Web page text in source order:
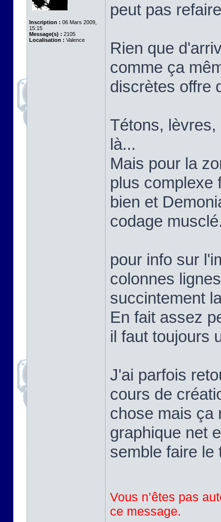
Inscription : 06 Mars 2009,
15:15
Message(s) : 2105
Localisation : Valence
peut pas
Rien que
comme ça
discrètes offre
Tétons,
là...
Mais pour la
plus complexe
bien et
codage
pour info sur
colonnes
succintement
En fait assez
il faut toujours
J'ai parfois
cours de
chose mais ça
graphique net
semble faire le
Vous n’êtes pas
ce message.